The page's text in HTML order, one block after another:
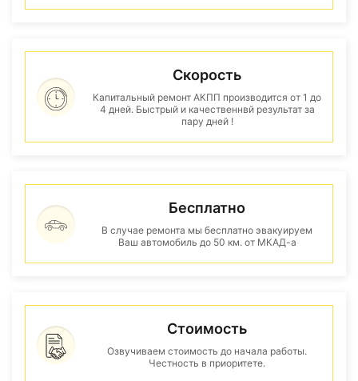
Скорость
Капитальный ремонт АКПП производится от 1 до
4 дней. Быстрый и качественнвй результат за
пару дней !
Бесплатно
В случае ремонта мы бесплатно эвакуируем
Ваш автомобиль до 50 км. от МКАД-а
Стоимость
Озвучиваем стоимость до начала работы.
Честность в приоритете.